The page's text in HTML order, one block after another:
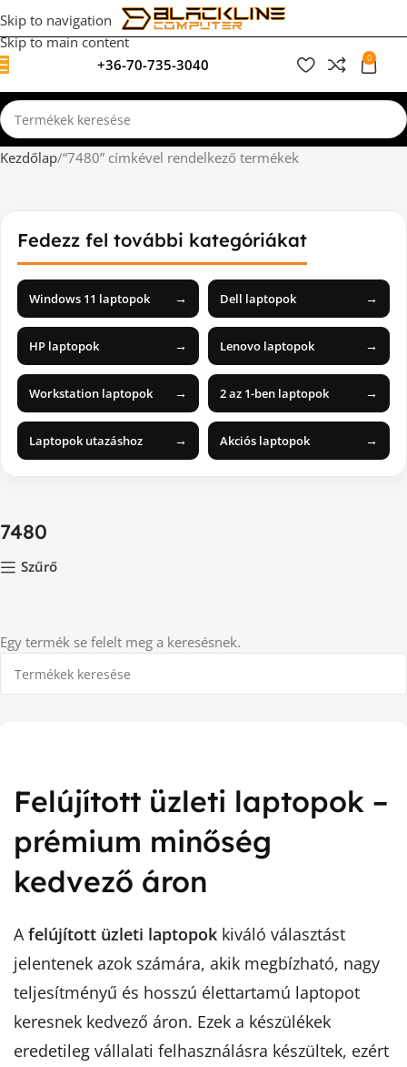
Skip to navigation
Skip to main content
+36-70-735-3040
0
Kezdőlap “7480” címkével rendelkező termékek
Fedezz fel további kategóriákat
Windows 11 laptopok → Dell laptopok →
HP laptopok → Lenovo laptopok →
Workstation laptopok → 2 az 1-ben laptopok →
Laptopok utazáshoz → Akciós laptopok →
7480
Szűrő
Egy termék se felelt meg a keresésnek.
Felújított üzleti laptopok –
prémium minőség
kedvező áron
Afelújított üzleti laptopok kiváló választást
jelentenek azok számára, akik megbízható, nagy
teljesítményű és hosszú élettartamú laptopot
keresnek kedvező áron. Ezek a készülékek
eredetileg vállalati felhasználásra készültek, ezért